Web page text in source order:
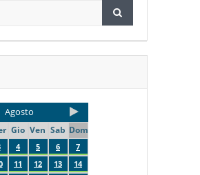
Agosto
Gio Ven Sab Dom
4 5 6
7
11 12 13
14